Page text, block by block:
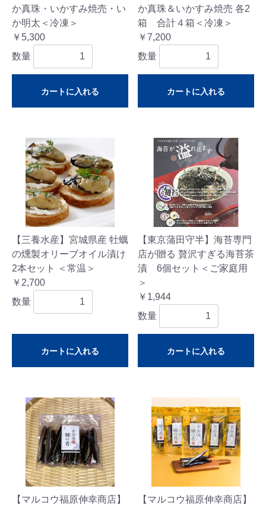
か真珠・いかすみ焼売・い
か明太＜冷凍＞
￥5,300
数量
カートに入れる
か真珠＆いかすみ焼売 各2
箱 合計４箱＜冷凍＞
￥7,200
数量
カートに入れる
【三養水産】宮城県産 牡蠣
の燻製オリーブオイル漬け
2本セット ＜常温＞
￥2,700
数量
カートに入れる
【東京蒲田守半】海苔専門
店が贈る 贅沢すぎる海苔茶
漬 6個セット＜ご家庭用
＞
￥1,944
数量
カートに入れる
【マルコウ福原伸幸商店】
【マルコウ福原伸幸商店】